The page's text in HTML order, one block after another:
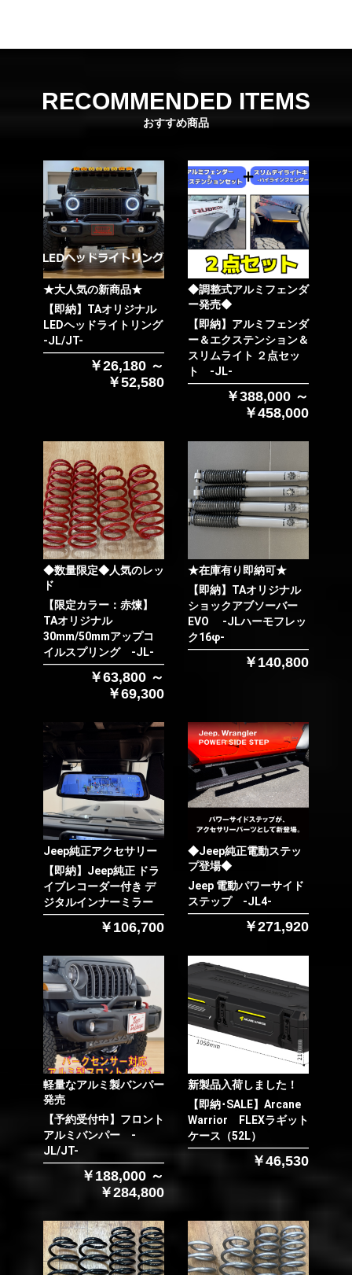
お買い物を続ける カートへ進む
RECOMMENDED ITEMS
おすすめ商品
★大人気の新商品★
【即納】TAオリジナル
LEDヘッドライトリング
-JL/JT-
￥26,180 ～
￥52,580
◆調整式アルミフェンダ
ー発売◆
【即納】アルミフェンダ
ー＆エクステンション＆
スリムライト ２点セッ
ト -JL-
￥388,000 ～
￥458,000
◆数量限定◆人気のレッ
ド
【限定カラー：赤煉】
TAオリジナル
30mm/50mmアップコ
イルスプリング -JL-
￥63,800 ～
￥69,300
★在庫有り即納可★
【即納】TAオリジナル
ショックアブソーバー
EVO -JLハーモフレッ
ク16φ-
￥140,800
Jeep純正アクセサリー
【即納】Jeep純正 ドラ
イブレコーダー付き デ
ジタルインナーミラー
￥106,700
◆Jeep純正電動ステッ
プ登場◆
Jeep 電動パワーサイド
ステップ -JL4-
￥271,920
軽量なアルミ製バンパー
発売
【予約受付中】フロント
アルミバンパー -
JL/JT-
￥188,000 ～
￥284,800
新製品入荷しました！
【即納･SALE】Arcane
Warrior FLEXラギット
ケース（52L）
￥46,530